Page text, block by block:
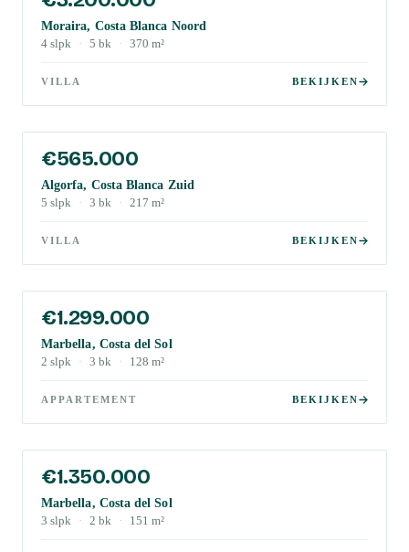
Moraira, Costa Blanca Noord
4 slpk · 5 bk · 370 m²
VILLA BEKIJKEN
€565.000
Algorfa, Costa Blanca Zuid
5 slpk · 3 bk · 217 m²
VILLA BEKIJKEN
€1.299.000
Marbella, Costa del Sol
2 slpk · 3 bk · 128 m²
APPARTEMENT BEKIJKEN
€1.350.000
Marbella, Costa del Sol
3 slpk · 2 bk · 151 m²